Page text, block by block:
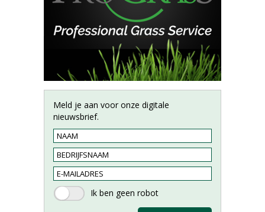
Meld je aan voor onze digitale
nieuwsbrief.